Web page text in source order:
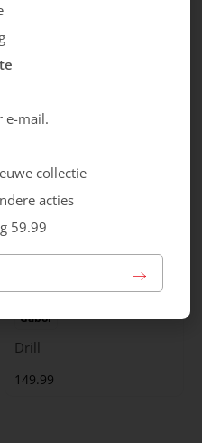
Gabor
Drill
149.99
e-mail.
collectie
acties
59.99